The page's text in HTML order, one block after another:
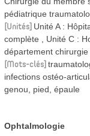
pédiatrique
Unités Unité A :
complète
Unité C :
département chirurgie
Mots-clés
infections ostéo-
genou, pied, épaule
Ophtalmologie